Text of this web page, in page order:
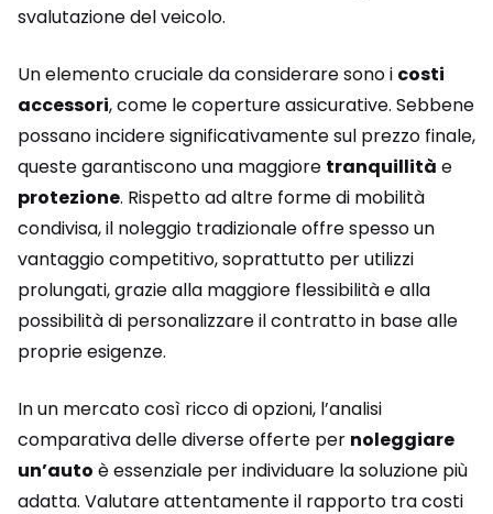
svalutazione del veicolo.
Un elemento cruciale da considerare sono i costi
accessori, come le coperture assicurative. Sebbene
possano incidere significativamente sul prezzo finale,
queste garantiscono una maggiore tranquillità e
protezione. Rispetto ad altre forme di mobilità
condivisa, il noleggio tradizionale offre spesso un
vantaggio competitivo, soprattutto per utilizzi
prolungati, grazie alla maggiore flessibilità e alla
possibilità di personalizzare il contratto in base alle
proprie esigenze.
In un mercato così ricco di opzioni, l’analisi
comparativa delle diverse offerte per noleggiare
un’auto è essenziale per individuare la soluzione più
adatta. Valutare attentamente il rapporto tra costi